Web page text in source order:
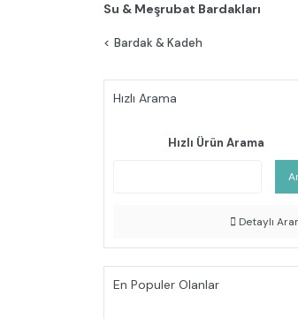
Su & Meşrubat Bardakları
Bardak & Kadeh
Hızlı Arama
Hızlı Ürün Arama
Detaylı
En Populer Olanlar